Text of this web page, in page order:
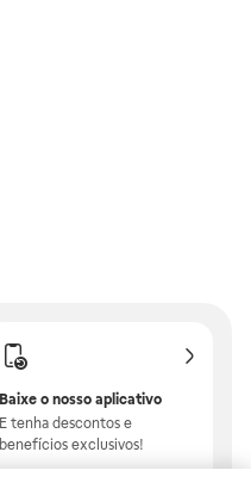
Baixe o nosso aplicativo
E tenha descontos e
benefícios exclusivos!